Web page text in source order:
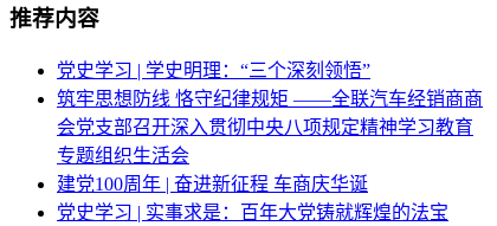
推荐内容
党史学习 | 学史明理：“三个深刻领悟”
筑牢思想防线 恪守纪律规矩 ——全联汽车经销商商
会党支部召开深入贯彻中央八项规定精神学习教育
专题组织生活会
建党100周年 | 奋进新征程 车商庆华诞
党史学习 | 实事求是：百年大党铸就辉煌的法宝